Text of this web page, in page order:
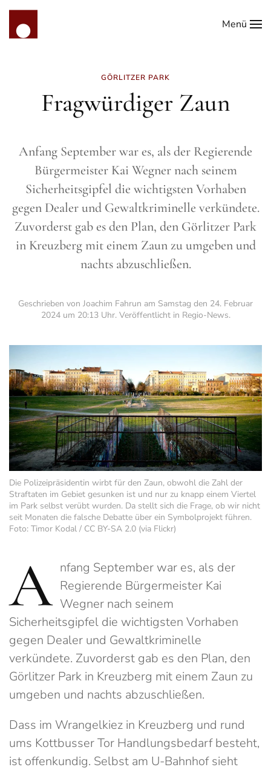
Zum Hauptinhalt springen
Menü
GÖRLITZER PARK
Fragwürdiger Zaun
Anfang September war es, als der Regierende
Bürgermeister Kai Wegner nach seinem
Sicherheitsgipfel die wichtigsten Vorhaben
gegen Dealer und Gewaltkriminelle verkündete.
Zuvorderst gab es den Plan, den Görlitzer Park
in Kreuzberg mit einem Zaun zu umgeben und
nachts abzuschließen.
Geschrieben von Joachim Fahrun am Samstag den 24. Februar
2024 um 20:13 Uhr. Veröffentlicht in Regio-News.
Die Polizeipräsidentin wirbt für den Zaun, obwohl die Zahl der
Straftaten im Gebiet gesunken ist und nur zu knapp einem Viertel
im Park selbst verübt wurden. Da stellt sich die Frage, ob wir nicht
seit Monaten die falsche Debatte über ein Symbolprojekt führen.
Foto: Timor Kodal / CC BY-SA 2.0 (via Flickr)
A nfang September war es, als der
Regierende Bürgermeister Kai
Wegner nach seinem
Sicherheitsgipfel die wichtigsten Vorhaben
gegen Dealer und Gewaltkriminelle
verkündete. Zuvorderst gab es den Plan, den
Görlitzer Park in Kreuzberg mit einem Zaun zu
umgeben und nachts abzuschließen.
Dass im Wrangelkiez in Kreuzberg und rund
ums Kottbusser Tor Handlungsbedarf besteht,
ist offenkundig. Selbst am U-Bahnhof sieht